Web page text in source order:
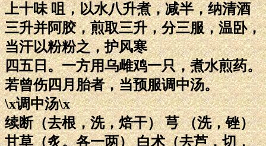
上十味 咀，以水八升煮，减半，纳清酒
三升并阿胶，煎取三升，分三服，温卧，
当汗以粉粉之，护风寒
四五日。一方用乌雌鸡一只，煮水煎药。
若曾伤四月胎者，当预服调中汤。
\x调中汤\x
续断（去根，洗，焙干） 芎 （洗，锉）
甘草（炙。各一两） 白术（去芦，切，